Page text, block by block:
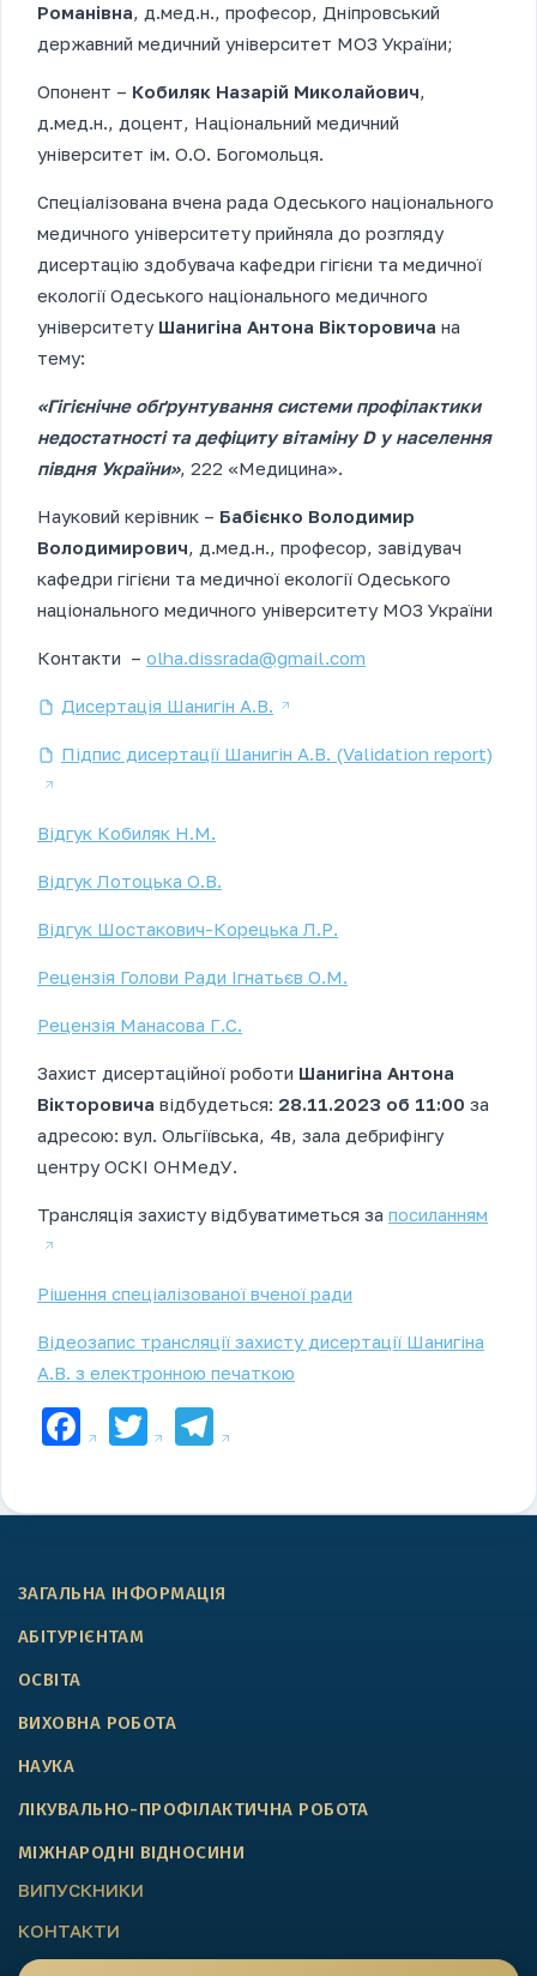
Романівна, д.мед.н., професор, Дніпровський
державний медичний університет МОЗ України;
Опонент – Кобиляк Назарій Миколайович,
д.мед.н., доцент, Національний медичний
університет ім. О.О. Богомольця.
Спеціалізована вчена рада Одеського національного
медичного університету прийняла до розгляду
дисертацію здобувача кафедри гігієни та медичної
екології Одеського національного медичного
університету Шанигіна Антона Вікторовича на
тему:
«Гігієнічне обґрунтування системи профілактики
недостатності та дефіциту вітамінуDу населення
півдня України», 222 «Медицина».
Науковий керівник – Бабієнко Володимир
Володимирович, д.мед.н., професор, завідувач
кафедри гігієни та медичної екології Одеського
національного медичного університету МОЗ України
Контакти – olha.dissrada@gmail.com
Дисертація Шанигін А.В.
Підпис дисертації Шанигін А.В. (Validation report)
Відгук Кобиляк Н.М.
Відгук Лотоцька О.В.
Відгук Шостакович-Корецька Л.Р.
Рецензія Голови Ради Ігнатьєв О.М.
Рецензія Манасова Г.С.
Захист дисертаційної роботи Шанигіна Антона
Вікторовича відбудеться: 28.11.2023 об 11:00 за
адресою: вул. Ольгіївська, 4в, зала дебрифінгу
центру ОСКІ ОНМедУ.
Трансляція захисту відбуватиметься за посиланням
Рішення спеціалізованої вченої ради
Відеозапис трансляції захисту дисертації Шанигіна
А.В. з електронною печаткою
Facebook
TwitterTelegram
ЗАГАЛЬНА ІНФОРМАЦІЯ
АБІТУРІЄНТАМ
ОСВІТА
ВИХОВНА РОБОТА
НАУКА
ЛІКУВАЛЬНО-ПРОФІЛАКТИЧНА РОБОТА
МІЖНАРОДНІ ВІДНОСИНИ
ВИПУСКНИКИ
КОНТАКТИ